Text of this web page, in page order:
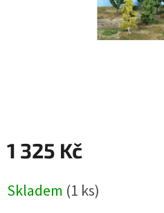
1 325 Kč
cena:
Skladem (1 ks)